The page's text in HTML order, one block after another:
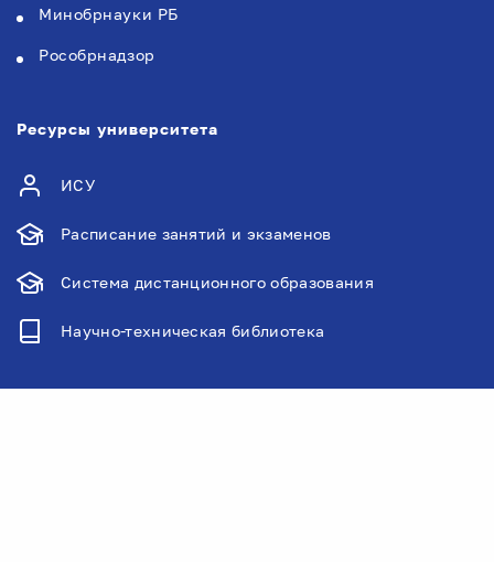
Минобрнауки РБ
Рособрнадзор
Ресурсы университета
ИСУ
Расписание занятий и экзаменов
Система дистанционного образования
Научно-техническая библиотека